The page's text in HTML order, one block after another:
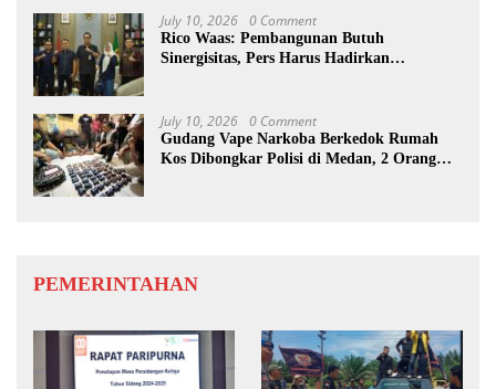
July 10, 2026 0 Comment
Rico Waas: Pembangunan Butuh
Sinergisitas, Pers Harus Hadirkan
July 10, 2026 0 Comment
Gudang Vape Narkoba Berkedok Rumah
Kos Dibongkar Polisi di Medan, 2 Orang
PEMERINTAHAN